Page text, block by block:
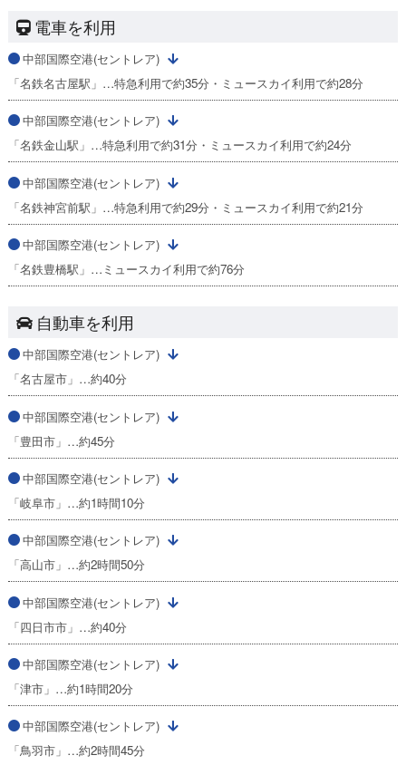
電車を利用
中部国際空港(セントレア)
「名鉄名古屋駅」…特急利用で約35分・ミュースカイ利用で約28分
中部国際空港(セントレア)
「名鉄金山駅」…特急利用で約31分・ミュースカイ利用で約24分
中部国際空港(セントレア)
「名鉄神宮前駅」…特急利用で約29分・ミュースカイ利用で約21分
中部国際空港(セントレア)
「名鉄豊橋駅」…ミュースカイ利用で約76分
自動車を利用
中部国際空港(セントレア)
「名古屋市」…約40分
中部国際空港(セントレア)
「豊田市」…約45分
中部国際空港(セントレア)
「岐阜市」…約1時間10分
中部国際空港(セントレア)
「高山市」…約2時間50分
中部国際空港(セントレア)
「四日市市」…約40分
中部国際空港(セントレア)
「津市」…約1時間20分
中部国際空港(セントレア)
「鳥羽市」…約2時間45分